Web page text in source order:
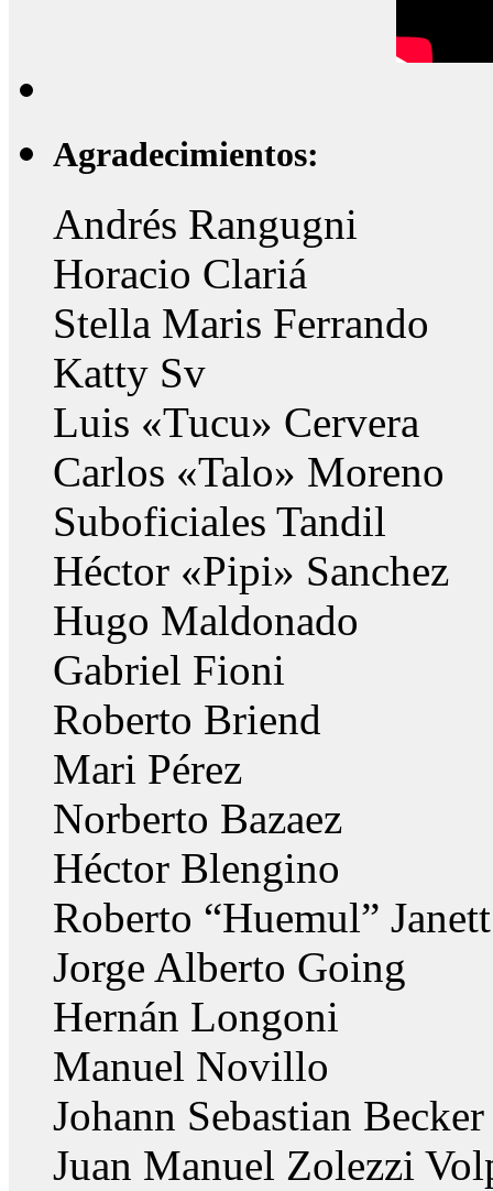
Agradecimientos:
Andrés Rangugni
Horacio Clariá
Stella Maris Ferrando
Katty Sv
Luis «Tucu» Cervera
Carlos «Talo» Moreno
Suboficiales Tandil
Héctor «Pipi» Sanchez
Hugo Maldonado
Gabriel Fioni
Roberto Briend
Mari Pérez
Norberto Bazaez
Héctor Blengino
Roberto “Huemul” Janett
Jorge Alberto Going
Hernán Longoni
Manuel Novillo
Johann Sebastian Becker
Juan Manuel Zolezzi